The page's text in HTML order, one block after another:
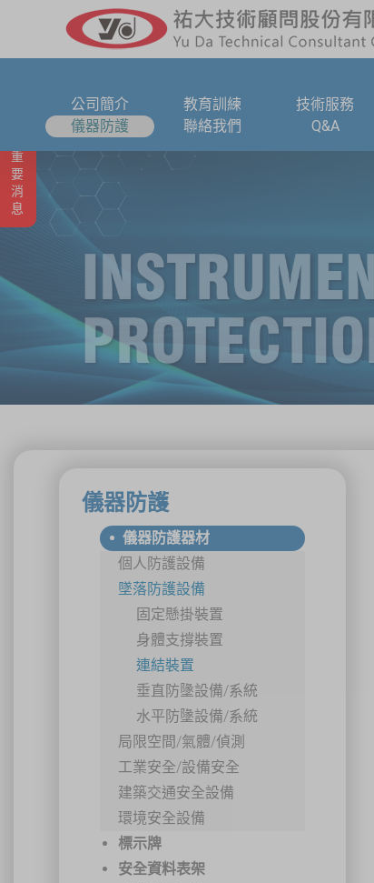
公司簡介 教育訓練 技術服務
儀器防護
聯絡我們 Q&A
重要消息
儀器防護
儀器防護器材
個人防護設備
墜落防護設備
固定懸掛裝置
身體支撐裝置
連結裝置
垂直防墬設備/系統
水平防墬設備/系統
局限空間/氣體/偵測
工業安全/設備安全
建築交通安全設備
環境安全設備
標示牌
安全資料表架